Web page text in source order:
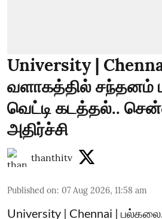
University |
வளாகத்தில் சந்தனம்
வெட்டி கடத்தல்..
அதிர்ச்சி
thanthitv
Published on: 07 Aug 2026, 11:58 am
University | Chennai |